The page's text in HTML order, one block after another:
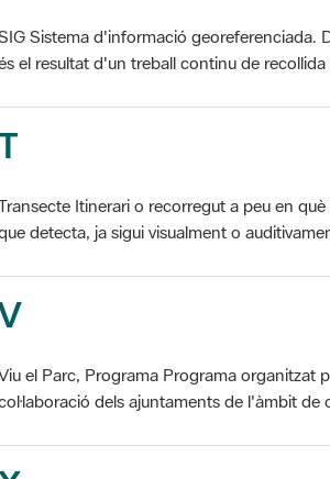
Sistema d'informació georeferenciada.
el resultat d'un treball continu de
Itinerari o recorregut a peu en
detecta, ja sigui visualment o
el Parc, Programa Programa organitzat
dels ajuntaments de l'àmbit